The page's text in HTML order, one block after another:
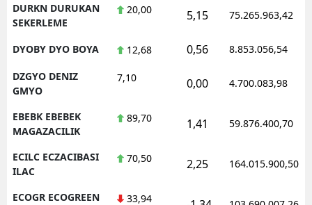
DURKN DURUKAN
SEKERLEME
20,00 5,15 75.265.963,42
DYOBY DYO BOYA 12,68 0,56 8.853.056,54
DZGYO DENIZ
GMYO
7,10 0,00 4.700.083,98
EBEBK EBEBEK
MAGAZACILIK
89,70 1,41 59.876.400,70
ECILC ECZACIBASI
ILAC
70,50 2,25 164.015.900,50
ECOGR ECOGREEN
33,94